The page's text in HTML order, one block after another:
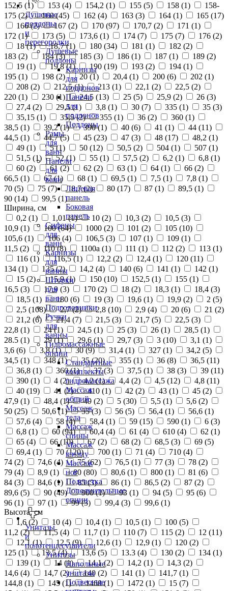
Душевые
поддоны
и
перегородки
Душевые
поддоны
Карнизы
для
поддонов
Панели
для
поддонов
Поддоны
Рамы
для
ванн
Панели
для
ванн
Лицевая
панель
Боковая
панель
Сифоны
для
ванн
Карнизы
для
ванны
Шторки
для
ванн
Подголовники
Ручки
для
ванны
Гидромассажные
опции
Стандартные
комплекты
гидромассажа
Массаж
общий
Массаж
тела
Массаж
спины
Массаж
шиацу
Массаж
ног
Подсветка
Дополнительные
опции
Унитазы
и
полотенцесушители
Унитазы
Напольные
унитазы
Подвесные
152,5 (1) 153 (4) 154,2 (1) 155 (5) 158 (1)
158-
175 (2) 160 (45) 162 (4) 163 (3) 164 (1) 165 (17)
166 (2) 167 (2) 170 (97) 170,7 (2) 171 (1)
172 (1) 173 (5) 173,6 (1) 174 (7) 175 (7) 176 (2)
18 (1) 18,7 (1) 180 (34) 181 (1) 182 (2)
183 (2) 184 (3) 185 (3) 186 (1) 187 (1) 189 (2)
19 (1) 19,8 (1) 190 (19) 193 (2) 194 (1)
195 (1) 198 (2) 20 (1) 20,4 (1) 200 (6) 202 (1)
208 (2) 212,5 (1) 213 (1) 22,1 (2) 22,5 (2)
220 (1) 230 (1) 24,5 (13) 25 (5) 25,9 (2) 26 (3)
27,4 (2) 29,5 (1) 3,8 (1) 30 (7) 335 (1) 35 (3)
35,15 (1) 35,5 (2) 355 (1) 36 (2) 360 (1)
38,5 (1) 39,2 (1) 390 (1) 40 (6) 41 (1) 44 (11)
44,5 (1) 44,7 (5) 45 (23) 47 (3) 48 (17) 48,2 (1)
49 (1) 5 (1) 50 (12) 50,5 (2) 504 (1) 507 (1)
51,5 (1) 52 (1) 55 (1) 57,5 (2) 6,2 (1) 6,8 (1)
60 (2) 61 (2) 62 (2) 63 (1) 64 (1) 66 (2)
66,5 (1) 67 (1) 68 (1) 69,5 (1) 7,5 (1) 7,8 (1)
70 (5) 75 (7) 8,7 (2) 80 (17) 87 (1) 89,5 (1)
90 (14) 99,5 (1)
Ширина, см
0,2 (1) 1,01 (1) 10 (2) 10,3 (2) 10,5 (3)
10,9 (1) 100 (64) 1000 (2) 101 (2) 105 (10)
105,6 (1) 106 (4) 106,5 (3) 107 (1) 109 (1)
11,5 (2) 110 (8) 1100а (1) 111 (1) 112 (2) 113 (1)
116 (1) 116,5 (1) 12,2 (2) 12,4 (1) 120 (11)
134 (1) 135 (2) 14,2 (4) 140 (6) 141 (1) 142 (1)
15 (2) 15,9 (1) 150 (10) 152,5 (1) 155 (1)
16,5 (3) 17,9 (3) 170 (2) 18 (2) 18,3 (1) 18,4 (3)
18,5 (1) 180 (6) 19 (3) 19,6 (1) 19,9 (2) 2 (5)
2,5 (108) 2,7 (2) 2,8 (10) 2,9 (4) 20 (6) 21 (2)
21,2 (6) 21,4 (7) 21,5 (3) 21,7 (5) 22,5 (3)
22,8 (1) 24 (1) 24,5 (1) 25 (3) 26 (1) 28,5 (1)
28.5 (1) 29 (1) 29,6 (1) 29,7 (3) 3 (10) 3,1 (1)
3,6 (6) 3,8 (1) 30 (9) 31,4 (1) 327 (1) 34,2 (5)
34,5 (1) 348 (1) 35 (20) 355 (1) 36 (8) 36,5 (11)
36,8 (1) 360 (1) 37 (3) 37,5 (1) 38 (3) 39 (11)
390 (1) 4 (2) 4,2 (1) 4,4 (2) 4,5 (12) 4,8 (11)
40 (19) 41 (2) 410 (1) 42 (2) 43 (1) 45 (2)
47,9 (1) 48,4 (1) 49 (2) 5 (30) 5,5 (1) 5,6 (2)
50 (25) 50,6 (1) 55 (3) 56 (5) 56,4 (1) 56,6 (1)
57,6 (4) 58 (4) 58,4 (1) 59 (15) 590 (1) 6 (3)
6,8 (1) 60 (94) 60,4 (4) 61 (4) 610 (4) 62 (1)
65 (4) 66 (10) 67 (2) 68 (2) 68,5 (3) 69 (5)
69,4 (1) 70 (120) 700 (1) 71 (4) 710 (4)
74 (2) 74,6 (4) 75 (62) 76,5 (1) 77 (3) 78 (2)
79 (4) 8,9 (1) 80 (80) 80,6 (1) 800 (1) 81 (6)
84 (3) 84,6 (1) 85 (3) 86 (1) 86,5 (2) 87 (2)
89,6 (5) 90 (49) 900 (1) 93 (1) 94 (5) 95 (6)
96 (1) 97 (1) 99 (3) 99,4 (3) 99,6 (1)
Высота, см
1,6 (2) 10 (4) 10,4 (1) 10,5 (1) 100 (5)
11,2 (2) 11,5 (4) 11,7 (1) 110 (7) 115 (2) 12 (11)
12,1 (1) 12,5 (9) 12,6 (1) 12,9 (1) 120 (2)
125 (1) 13,5 (4) 13,6 (5) 13.3 (4) 130 (2) 134 (1)
139 (1) 14 (1) 14,1 (2) 14,2 (1) 14,3 (2)
14,6 (4) 14,7 (2) 140 (2) 141 (1) 141,7 (1)
144,8 (1) 145 (1) 1468 (1) 1472 (1) 15 (7)